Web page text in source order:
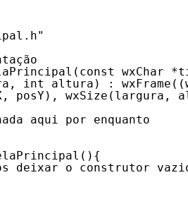
wxChar
int altura) :
posY), wxSize(largura,
aqui por enquanto
deixar o construtor